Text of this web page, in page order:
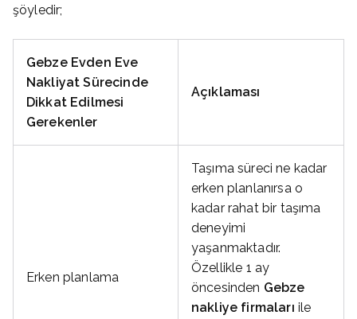
şöyledir;
Gebze Evden Eve
Nakliyat Sürecinde
Dikkat Edilmesi
Gerekenler
Açıklaması
Erken planlama
Taşıma süreci ne kadar
erken planlanırsa o
kadar rahat bir taşıma
deneyimi
yaşanmaktadır.
Özellikle 1 ay
öncesinden Gebze
nakliye firmaları ile